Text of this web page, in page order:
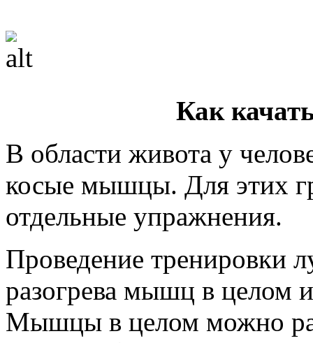
Как
В области живота у
косые мышцы. Для этих
отдельные упражнения.
Проведение тренировки
разогрева мышц в целом
Мышцы в целом можно